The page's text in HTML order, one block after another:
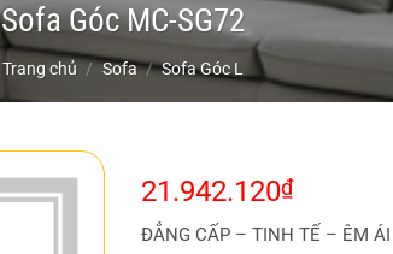
Sofa Góc MC-SG72
Trang chủ / Sofa / Sofa Góc L
21.942.120₫
ĐẲNG CẤP – TINH TẾ – ÊM